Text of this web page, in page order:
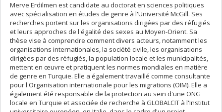
Merve Erdilmen est candidate au doctorat en sciences politiques
avec spécialisation en études de genre à l'Université McGill. Ses
recherches portent sur les organisations dirigées par des réfugiés
et leurs approches de l'égalité des sexes au Moyen-Orient. Sa
thèse vise à comprendre comment divers acteurs, notamment les
organisations internationales, la société civile, les organisations
dirigées par des réfugiés, la population locale et les municipalités,
mettent en œuvre et pratiquent les normes mondiales en matière
de genre en Turquie. Elle a également travaillé comme consultante
pour l'Organisation internationale pour les migrations (OIM). Elle a
également été responsable de la protection au sein d'une ONG
locale en Turquie et associée de recherche à GLOBALCIT à l'Institut